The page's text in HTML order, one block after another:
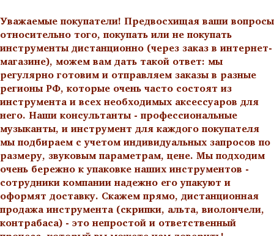
Уважаемые покупатели! Предвосхищая ваши вопросы
относительно того, покупать или не покупать
инструменты дистанционно (через заказ в интернет-
магазине), можем вам дать такой ответ: мы
регулярно готовим и отправляем заказы в разные
регионы РФ, которые очень часто состоят из
инструмента и всех необходимых аксессуаров для
него. Наши консультанты - профессиональные
музыканты, и инструмент для каждого покупателя
мы подбираем с учетом индивидуальных запросов по
размеру, звуковым параметрам, цене. Мы подходим
очень бережно к упаковке наших инструментов -
сотрудники компании надежно его упакуют и
оформят доставку. Скажем прямо, дистанционная
продажа инструмента (скрипки, альта, виолончели,
контрабаса) - это непростой и ответственный